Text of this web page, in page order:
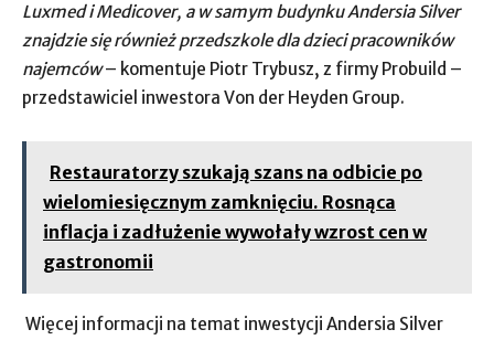
Luxmed i Medicover, a w samym budynku Andersia Silver
znajdzie się również przedszkole dla dzieci pracowników
najemców– komentuje Piotr Trybusz, z firmy Probuild –
przedstawiciel inwestora Von der Heyden Group.
Restauratorzy szukają szans na odbicie po
wielomiesięcznym zamknięciu. Rosnąca
inflacja i zadłużenie wywołały wzrost cen w
gastronomii
Więcej informacji na temat inwestycji Andersia Silver